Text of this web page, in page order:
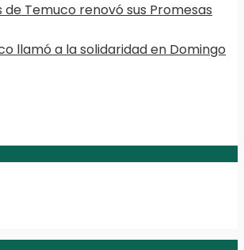
de Temuco renovó sus Promesas
llamó a la solidaridad en Domingo